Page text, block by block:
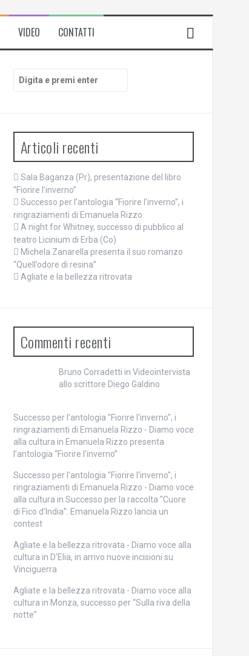
VIDEO CONTATTI
Articoli recenti
Sala Baganza (Pr), presentazione del libro
“Fiorire l’inverno”
Successo per l’antologia “Fiorire l’inverno”, i
ringraziamenti di Emanuela Rizzo
A night for Whitney, successo di pubblico al
teatro Licinium di Erba (Co)
Michela Zanarella presenta il suo romanzo
“Quell’odore di resina”
Agliate e la bellezza ritrovata
Commenti recenti
Bruno Corradetti in Videointervista
allo scrittore Diego Galdino
Successo per l'antologia "Fiorire l'inverno", i
ringraziamenti di Emanuela Rizzo - Diamo voce
alla cultura in Emanuela Rizzo presenta
l’antologia “Fiorire l’inverno”
Successo per l'antologia "Fiorire l'inverno", i
ringraziamenti di Emanuela Rizzo - Diamo voce
alla cultura in Successo per la raccolta “Cuore
di Fico d’India”: Emanuela Rizzo lancia un
contest
Agliate e la bellezza ritrovata - Diamo voce alla
cultura in D’Elia, in arrivo nuove incisioni su
Vinciguerra
Agliate e la bellezza ritrovata - Diamo voce alla
cultura in Monza, successo per “Sulla riva della
notte”